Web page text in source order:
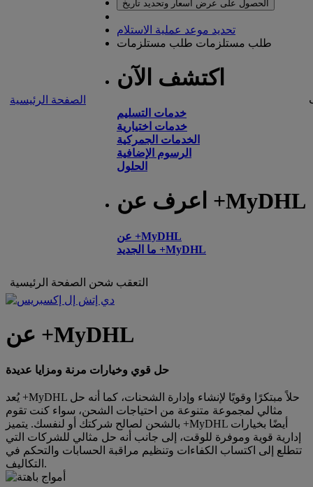
الصفحة الرئيسية
الحصول على عرض أسعار وتحديد تاريخ
تحديد موعد عملية الاستلام
طلب مستلزمات طلب مستلزمات
اكتشف الآن
خدمات التسليم
خدمات اختيارية
الخدمات الجمركية
الرسوم الإضافية
الحلول
اعرف عن +MyDHL
عن +MyDHL
ما الجديد +MyDHL
الصفحة الرئيسية شحن التعقب
عن +MyDHL
حل قوي وخيارات مرنة ومزايا عديدة
يُعد +MyDHL حلاً مبتكرًا وقويًا لإنشاء وإدارة الشحنات، كما أنه حل
مثالي لمجموعة متنوعة من احتياجات الشحن، سواء كنت تقوم
بالشحن لصالح شركتك أو لنفسك. يتميز +MyDHL أيضًا بخيارات
إدارية قوية وموفرة للوقت، إلى جانب أنه حل مثالي للشركات التي
تتطلع إلى اكتساب الكفاءات وتنظيم مراقبة الحسابات والتحكم في
التكاليف.